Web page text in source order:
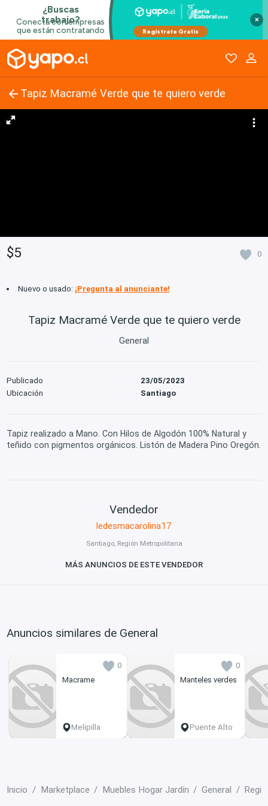
×
Tapiz Macramé Verde que te quiero verde
$5 0
Nuevo o usado: ¡Pregunta al anunciante!
Tapiz Macramé Verde que te quiero verde
General
Publicado
23/05/2023
Ubicación
Santiago
Tapiz realizado a Mano. Con Hilos de Algodón 100% Natural y
teñido con pigmentos orgánicos. Listón de Madera Pino Oregón.
Vendedor
ledesmacarolina17
Santiago, Región Metropolitana
MÁS ANUNCIOS DE ESTE VENDEDOR
Anuncios similares de General
0
Macrame
Melipilla
0
Manteles verdes
Puente Alto
Inicio Marketplace Muebles Hogar Jardín General